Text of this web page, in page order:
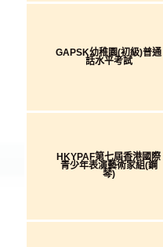
GAPSK幼稚園(初級)普通
話水平考試
HKYPAF第七屆香港國際
青少年表演藝術家組(鋼
琴)